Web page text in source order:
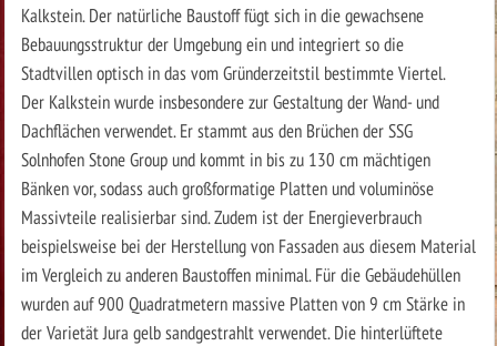
Kalkstein. Der natürliche Baustoff fügt sich in die gewachsene
Bebauungsstruktur der Umgebung ein und integriert so die
Stadtvillen optisch in das vom Gründerzeitstil bestimmte Viertel.
Der Kalkstein wurde insbesondere zur Gestaltung der Wand- und
Dachflächen verwendet. Er stammt aus den Brüchen der SSG
Solnhofen Stone Group und kommt in bis zu 130 cm mächtigen
Bänken vor, sodass auch großformatige Platten und voluminöse
Massivteile realisierbar sind. Zudem ist der Energieverbrauch
beispielsweise bei der Herstellung von Fassaden aus diesem Material
im Vergleich zu anderen Baustoffen minimal. Für die Gebäudehüllen
wurden auf 900 Quadratmetern massive Platten von 9 cm Stärke in
der Varietät Jura gelb sandgestrahlt verwendet. Die hinterlüftete